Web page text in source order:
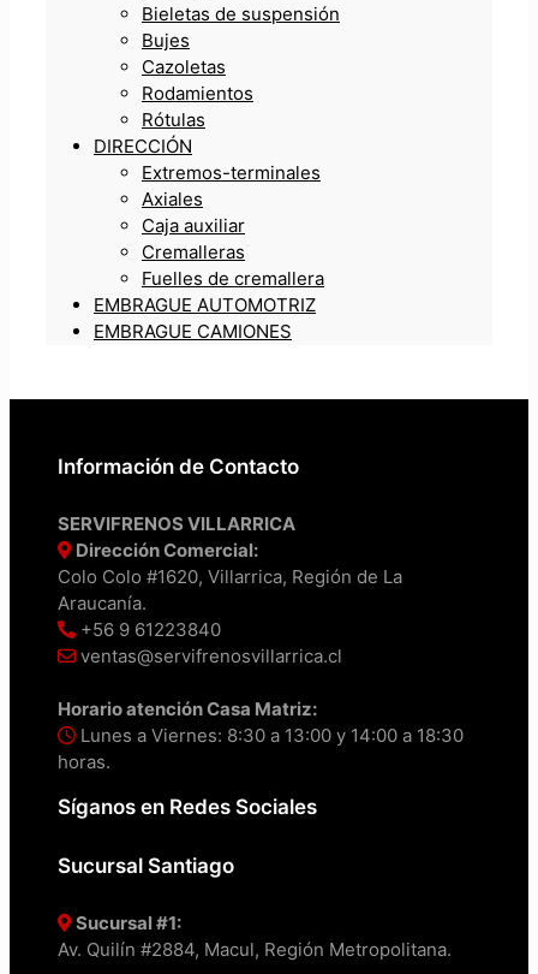
Bieletas de suspensión
Bujes
Cazoletas
Rodamientos
Rótulas
DIRECCIÓN
Extremos-terminales
Axiales
Caja auxiliar
Cremalleras
Fuelles de cremallera
EMBRAGUE AUTOMOTRIZ
EMBRAGUE CAMIONES
Información de Contacto
SERVIFRENOS VILLARRICA
Dirección Comercial:
Colo Colo #1620, Villarrica, Región de La
Araucanía.
+56 9 61223840
ventas@servifrenosvillarrica.cl
Horario atención Casa Matriz:
Lunes a Viernes: 8:30 a 13:00 y 14:00 a 18:30
horas.
Síganos en Redes Sociales
Sucursal Santiago
Sucursal #1:
Av. Quilín #2884, Macul, Región Metropolitana.